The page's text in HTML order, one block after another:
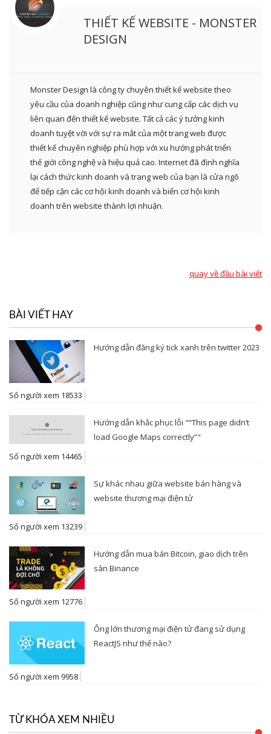
THIẾT KẾ WEBSITE - MONSTER
DESIGN
Monster Design là công ty chuyên thiết kế website theo
yêu cầu của doanh nghiệp cũng như cung cấp các dịch vụ
liên quan đến thiết kế website. Tất cả các ý tưởng kinh
doanh tuyệt vời với sự ra mắt của một trang web được
thiết kế chuyên nghiệp phù hợp với xu hướng phát triển
thế giới công nghệ và hiệu quả cao. Internet đã định nghĩa
lại cách thức kinh doanh và trang web của bạn là cửa ngõ
để tiếp cận các cơ hội kinh doanh và biến cơ hội kinh
doanh trên website thành lợi nhuận.
quay về đầu bài viết
BÀI VIẾT HAY
Hướng dẫn đăng ký tick xanh trên twitter 2023
Số người xem 18533
Hướng dẫn khắc phục lỗi "“This page didn’t
load Google Maps correctly”"
Số người xem 14465
Sự khác nhau giữa website bán hàng và
website thương mại điện tử
Số người xem 13239
Hướng dẫn mua bán Bitcoin, giao dịch trên
sàn Binance
Số người xem 12776
Ông lớn thương mại điện tử đang sử dụng
ReactJS như thế nào?
Số người xem 9958
TỪ KHÓA XEM NHIỀU